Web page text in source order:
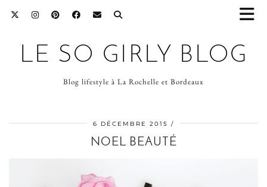
LE SO GIRLY BLOG
Blog lifestyle à La Rochelle et Bordeaux
6 DÉCEMBRE 2015
NOEL BEAUTÉ